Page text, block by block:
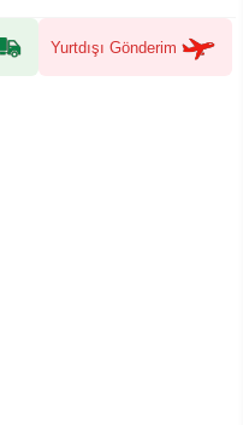
Yurtdışı Gönderim